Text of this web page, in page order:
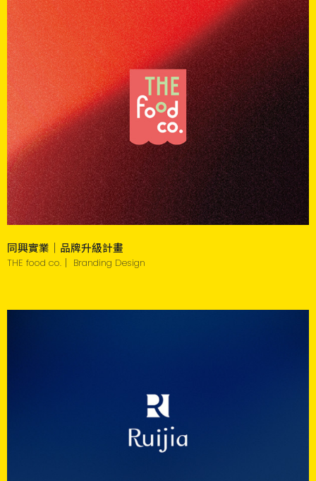
同興實業｜品牌升級計畫
THE food co.｜ Branding Design